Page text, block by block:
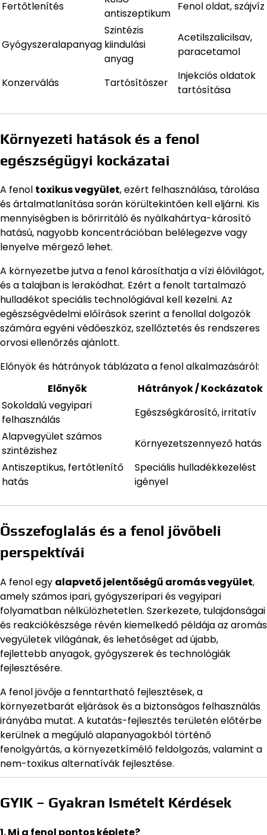
Fertőtlenítés
antiszeptikum
Fenol oldat, szájvíz
Gyógyszeralapanyag
Szintézis
kiindulási
anyag
Acetilszalicilsav,
paracetamol
Konzerválás Tartósítószer
Injekciós oldatok
tartósítása
Környezeti hatások és a fenol
egészségügyi kockázatai
A fenol toxikus vegyület, ezért felhasználása, tárolása
és ártalmatlanítása során körültekintően kell eljárni. Kis
mennyiségben is bőrirritáló és nyálkahártya-károsító
hatású, nagyobb koncentrációban belélegezve vagy
lenyelve mérgező lehet.
A környezetbe jutva a fenol károsíthatja a vízi élővilágot,
és a talajban is lerakódhat. Ezért a fenolt tartalmazó
hulladékot speciális technológiával kell kezelni. Az
egészségvédelmi előírások szerint a fenollal dolgozók
számára egyéni védőeszköz, szellőztetés és rendszeres
orvosi ellenőrzés ajánlott.
Előnyök és hátrányok táblázata a fenol alkalmazásáról:
Előnyök
Hátrányok / Kockázatok
Sokoldalú vegyipari
felhasználás
Egészségkárosító, irritatív
Alapvegyület számos
szintézishez
Környezetszennyező hatás
Antiszeptikus, fertőtlenítő
hatás
Speciális hulladékkezelést
igényel
Összefoglalás és a fenol jövőbeli
perspektívái
A fenol egy alapvető jelentőségű aromás vegyület,
amely számos ipari, gyógyszeripari és vegyipari
folyamatban nélkülözhetetlen. Szerkezete, tulajdonságai
és reakciókészsége révén kiemelkedő példája az aromás
vegyületek világának, és lehetőséget ad újabb,
fejlettebb anyagok, gyógyszerek és technológiák
fejlesztésére.
A fenol jövője a fenntartható fejlesztések, a
környezetbarát eljárások és a biztonságos felhasználás
irányába mutat. A kutatás-fejlesztés területén előtérbe
kerülnek a megújuló alapanyagokból történő
fenolgyártás, a környezetkímélő feldolgozás, valamint a
nem-toxikus alternatívák fejlesztése.
GYIK – Gyakran Ismételt Kérdések